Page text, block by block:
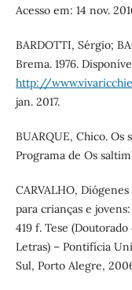
Acesso em: 14 nov.
BARDOTTI, Sérgio;
Brema. 1976.
http://
jan. 2017.
BUARQUE, Chico. Os
Programa de Os
CARVALHO,
para crianças e
419 f. Tese
Letras) – Pontifícia
Sul, Porto Alegre,